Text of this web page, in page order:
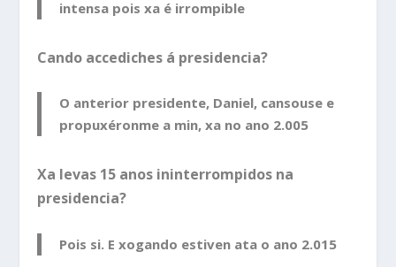
intensa pois xa é irrompible
Cando accediches á presidencia?
O anterior presidente, Daniel, cansouse e
propuxéronme a min, xa no ano 2.005
Xa levas 15 anos ininterrompidos na
presidencia?
Pois si. E xogando estiven ata o ano 2.015